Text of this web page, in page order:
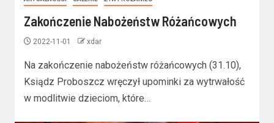
Zakończenie Nabożeństw Różańcowych
2022-11-01 xdar
Na zakończenie nabożeństw różańcowych (31.10),
Ksiądz Proboszcz wręczył upominki za wytrwałość
w modlitwie dzieciom, które…